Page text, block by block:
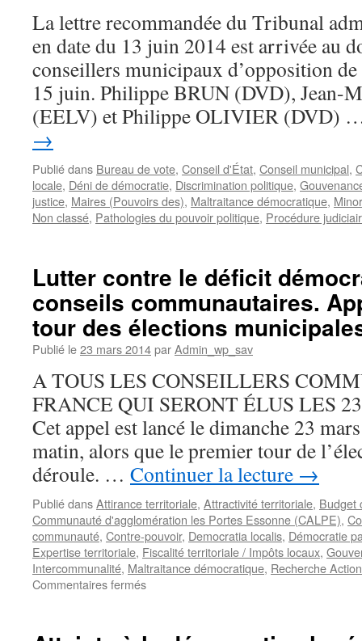
La lettre recommandée du Tribunal
en date du 13 juin 2014 est arrivée au
conseillers municipaux d’opposition
15 juin. Philippe BRUN (DVD), Jean-
(EELV) et Philippe OLIVIER (DVD)
→
Publié dans Bureau de vote, Conseil d'État, Conseil municipal,
locale, Déni de démocratie, Discrimination politique,
justice, Maires (Pouvoirs des), Maltraitance démocratique,
Non classé, Pathologies du pouvoir politique, Procédure
Lutter contre le déficit
conseils communautaires.
tour des élections
Publié le23 mars 2014parAdmin_wp_sav
A TOUS LES CONSEILLERS
FRANCE QUI SERONT ÉLUS LES
Cet appel est lancé le dimanche 23
matin, alors que le premier tour de
déroule. … Continuer la lecture →
Publié dansAttirance territoriale, Attractivité territoriale, Budget
Communauté d'agglomération les Portes Essonne (CALPE),
communauté, Contre-pouvoir, Democratia localis, Démocratie
Expertise territoriale, Fiscalité territoriale / Impôts locaux,
Intercommunalité, Maltraitance démocratique, Recherche Action
Commentaires ferméssur